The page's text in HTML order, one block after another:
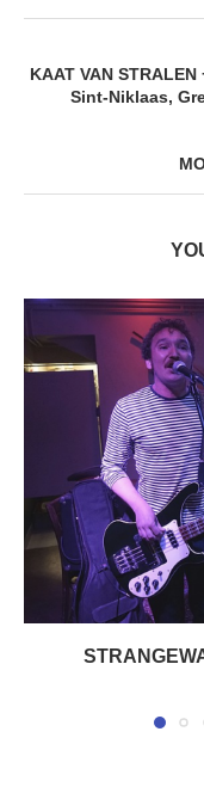
KAAT VAN STRALEN
Sint-Niklaas,